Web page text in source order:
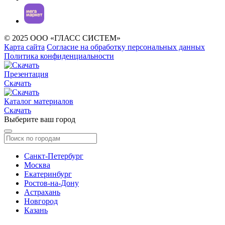
© 2025 ООО «ГЛАСС СИСТЕМ»
Карта сайта Согласие на обработку персональных данных
Политика конфиденциальности
Презентация
Скачать
Каталог материалов
Скачать
Выберите ваш город
Санкт-Петербург
Москва
Екатеринбург
Ростов-на-Дону
Астрахань
Новгород
Казань